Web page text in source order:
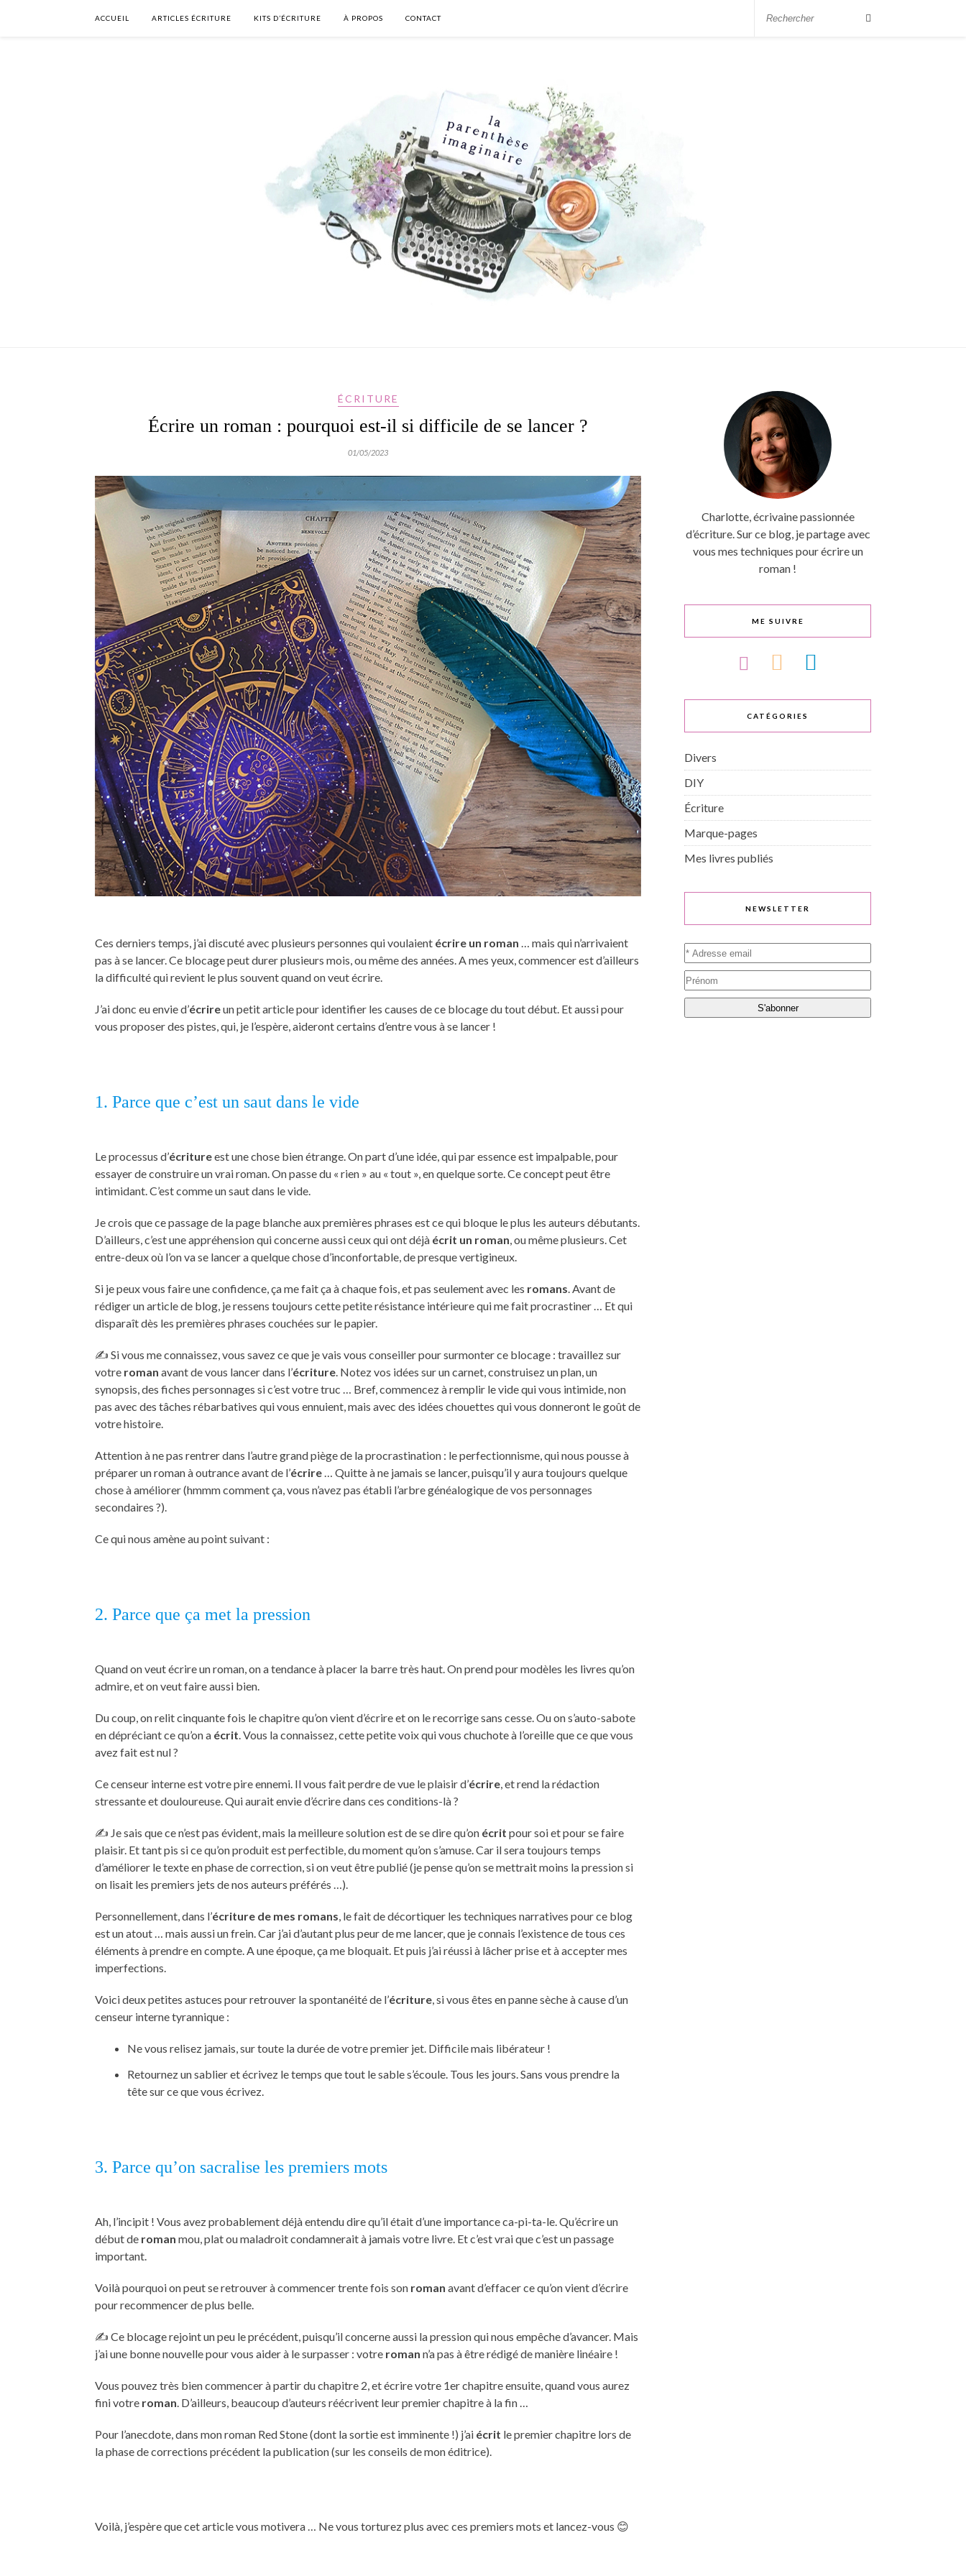
ACCUEIL ARTICLES ÉCRITURE KITS D’ÉCRITURE À PROPOS CONTACT
ÉCRITURE
Écrire un roman : pourquoi est-il si difficile de se lancer ?
01/05/2023
Ces derniers temps, j’ai discuté avec plusieurs personnes qui voulaient écrire un roman … mais qui n’arrivaient
pas à se lancer. Ce blocage peut durer plusieurs mois, ou même des années. A mes yeux, commencer est d’ailleurs
la difficulté qui revient le plus souvent quand on veut écrire.
J’ai donc eu envie d’écrireun petit article pour identifier les causes de ce blocage du tout début. Et aussi pour
vous proposer des pistes, qui, je l’espère, aideront certains d’entre vous à se lancer !
1. Parce que c’est un saut dans le vide
Le processus d’écritureest une chose bien étrange. On part d’une idée, qui par essence est impalpable, pour
essayer de construire un vrai roman. On passe du « rien » au « tout », en quelque sorte. Ce concept peut être
intimidant. C’est comme un saut dans le vide.
Je crois que ce passage de la page blanche aux premières phrases est ce qui bloque le plus les auteurs débutants.
D’ailleurs, c’est une appréhension qui concerne aussi ceux qui ont déjà écrit un roman , ou même plusieurs. Cet
entre-deux où l’on va se lancer a quelque chose d’inconfortable, de presque vertigineux.
Si je peux vous faire une confidence, ça me fait ça à chaque fois, et pas seulement avec les romans . Avant de
rédiger un article de blog, je ressens toujours cette petite résistance intérieure qui me fait procrastiner … Et qui
disparaît dès les premières phrases couchées sur le papier.
✍️ Si vous me connaissez, vous savez ce que je vais vous conseiller pour surmonter ce blocage : travaillez sur
votre roman avant de vous lancer dans l’écriture . Notez vos idées sur un carnet, construisez un plan, un
synopsis, des fiches personnages si c’est votre truc … Bref, commencez à remplir le vide qui vous intimide, non
pas avec des tâches rébarbatives qui vous ennuient, mais avec des idées chouettes qui vous donneront le goût de
votre histoire.
Attention à ne pas rentrer dans l’autre grand piège de la procrastination : le perfectionnisme, qui nous pousse à
préparer un roman à outrance avant de l’écrire … Quitte à ne jamais se lancer, puisqu’il y aura toujours quelque
chose à améliorer (hmmm comment ça, vous n’avez pas établi l’arbre généalogique de vos personnages
secondaires ?).
Ce qui nous amène au point suivant :
2. Parce que ça met la pression
Quand on veut écrire un roman, on a tendance à placer la barre très haut. On prend pour modèles les livres qu’on
admire, et on veut faire aussi bien.
Du coup, on relit cinquante fois le chapitre qu’on vient d’écrire et on le recorrige sans cesse. Ou on s’auto-sabote
en dépréciant ce qu’on a écrit . Vous la connaissez, cette petite voix qui vous chuchote à l’oreille que ce que vous
avez fait est nul ?
Ce censeur interne est votre pire ennemi. Il vous fait perdre de vue le plaisir d’écrire , et rend la rédaction
stressante et douloureuse. Qui aurait envie d’écrire dans ces conditions-là ?
✍️ Je sais que ce n’est pas évident, mais la meilleure solution est de se dire qu’on écrit pour soi et pour se faire
plaisir. Et tant pis si ce qu’on produit est perfectible, du moment qu’on s’amuse. Car il sera toujours temps
d’améliorer le texte en phase de correction, si on veut être publié (je pense qu’on se mettrait moins la pression si
on lisait les premiers jets de nos auteurs préférés …).
Personnellement, dans l’écriture de mes romans , le fait de décortiquer les techniques narratives pour ce blog
est un atout … mais aussi un frein. Car j’ai d’autant plus peur de me lancer, que je connais l’existence de tous ces
éléments à prendre en compte. A une époque, ça me bloquait. Et puis j’ai réussi à lâcher prise et à accepter mes
imperfections.
Voici deux petites astuces pour retrouver la spontanéité de l’écriture , si vous êtes en panne sèche à cause d’un
censeur interne tyrannique :
Ne vous relisez jamais, sur toute la durée de votre premier jet. Difficile mais libérateur !
Retournez un sablier et écrivez le temps que tout le sable s’écoule. Tous les jours. Sans vous prendre la
tête sur ce que vous écrivez.
3. Parce qu’on sacralise les premiers mots
Ah, l’incipit ! Vous avez probablement déjà entendu dire qu’il était d’une importance ca-pi-ta-le. Qu’écrire un
début de roman mou, plat ou maladroit condamnerait à jamais votre livre. Et c’est vrai que c’est un passage
important.
Voilà pourquoi on peut se retrouver à commencer trente fois son roman avant d’effacer ce qu’on vient d’écrire
pour recommencer de plus belle.
✍️ Ce blocage rejoint un peu le précédent, puisqu’il concerne aussi la pression qui nous empêche d’avancer. Mais
j’ai une bonne nouvelle pour vous aider à le surpasser : votre roman n’a pas à être rédigé de manière linéaire !
Vous pouvez très bien commencer à partir du chapitre 2, et écrire votre 1er chapitre ensuite, quand vous aurez
fini votre roman . D’ailleurs, beaucoup d’auteurs réécrivent leur premier chapitre à la fin …
Pour l’anecdote, dans mon roman Red Stone (dont la sortie est imminente !) j’ai écrit le premier chapitre lors de
la phase de corrections précédent la publication (sur les conseils de mon éditrice).
Voilà, j’espère que cet article vous motivera … Ne vous torturez plus avec ces premiers mots et lancez-vous 😊
Charlotte, écrivaine passionnée
d’écriture. Sur ce blog, je partage avec
vous mes techniques pour écrire un
roman !
ME SUIVRE
CATÉGORIES
Divers
DIY
Écriture
Marque-pages
Mes livres publiés
NEWSLETTER